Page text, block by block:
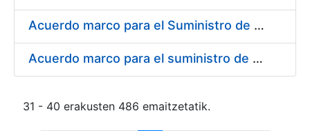
Acuerdo marco para el Suministro de Consumibles Informáticos
Acuerdo marco para el suministro de material de filtración
31 - 40 erakusten 486 emaitzetatik.